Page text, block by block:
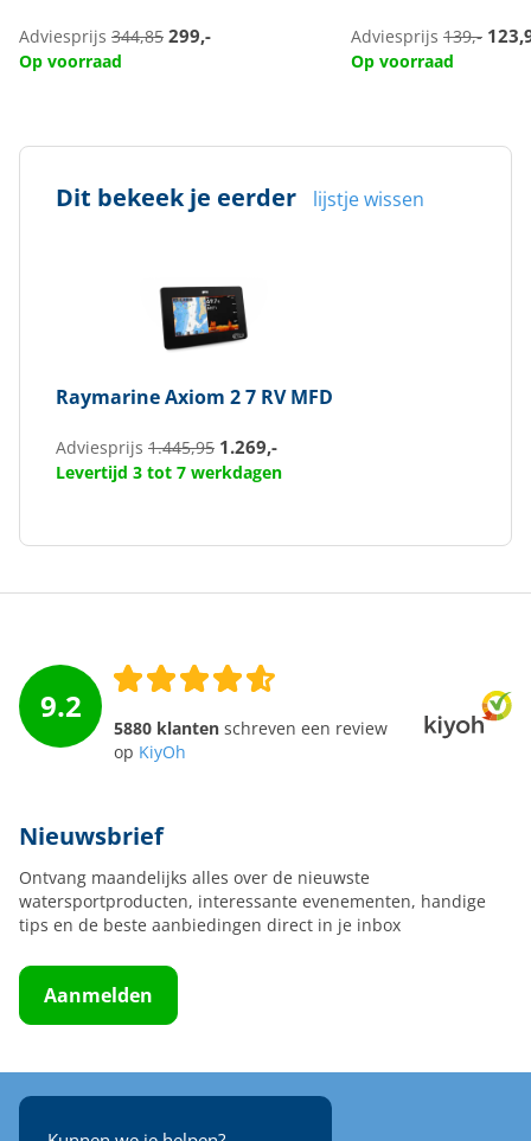
Adviesprijs 344,85 299,-
Op voorraad
Adviesprijs 139,-
Op voorraad
Dit bekeek je eerder lijstje wissen
RaymarineAxiom 2 7 RV MFD
Adviesprijs 1.445,95 1.269,-
Levertijd 3 tot 7 werkdagen
9.2
5880 klanten schreven een review
op KiyOh
Nieuwsbrief
Ontvang maandelijks alles over de nieuwste
watersportproducten, interessante evenementen, handige
tips en de beste aanbiedingen direct in je inbox
Aanmelden